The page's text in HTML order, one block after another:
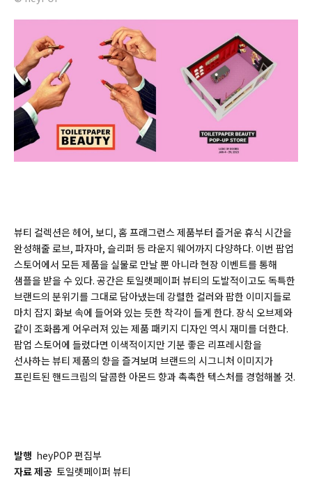
뷰티 컬렉션은 헤어, 보디, 홈 프래그런스 제품부터 즐거운 휴식 시간을
완성해줄 로브, 파자마, 슬리퍼 등 라운지 웨어까지 다양하다. 이번 팝업
스토어에서 모든 제품을 실물로 만날 뿐 아니라 현장 이벤트를 통해
샘플을 받을 수 있다. 공간은 토일렛페이퍼 뷰티의 도발적이고도 독특한
브랜드의 분위기를 그대로 담아냈는데 강렬한 컬러와 팝한 이미지들로
마치 잡지 화보 속에 들어와 있는 듯한 착각이 들게 한다. 장식 오브제와
같이 조화롭게 어우러져 있는 제품 패키지 디자인 역시 재미를 더한다.
팝업 스토어에 들렀다면 이색적이지만 기분 좋은 리프레시함을
선사하는 뷰티 제품의 향을 즐겨보며 브랜드의 시그니처 이미지가
프린트된 핸드크림의 달콤한 아몬드 향과 촉촉한 텍스처를 경험해볼 것.
발행 heyPOP 편집부
자료 제공 토일렛페이퍼 뷰티